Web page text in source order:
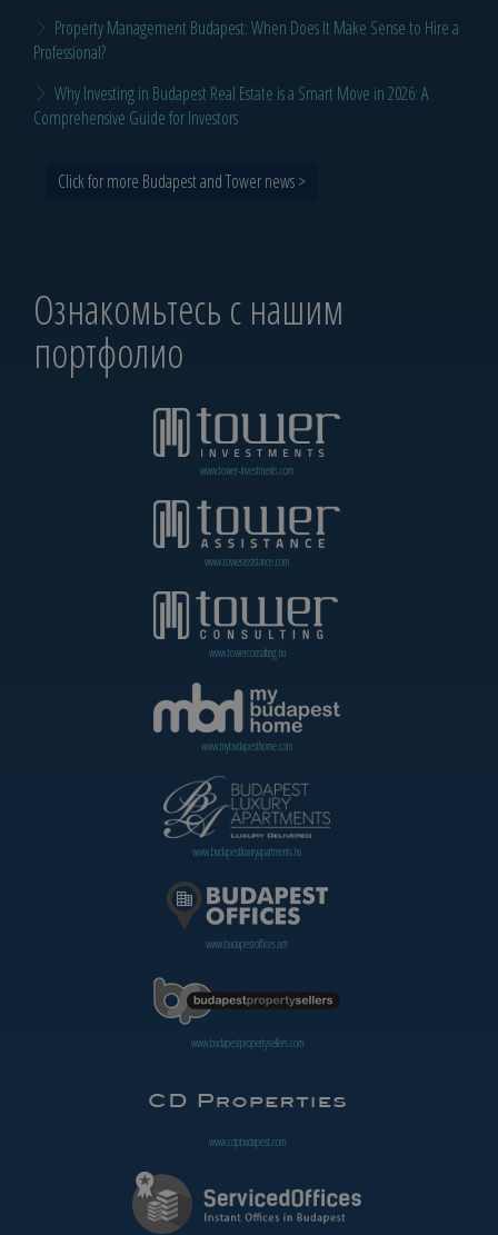
Property Management Budapest: When Does It Make Sense to Hire a
Professional?
Why Investing in Budapest Real Estate is a Smart Move in 2026: A
Comprehensive Guide for Investors
Click for more Budapest and Tower news >
Ознакомьтесь с нашим
портфолио
www.tower-investments.com
www.towerassistance.com
www.towerconsulting.hu
www.mybudapesthome.com
www.budapestluxuryapartments.hu
www.budapestoffices.net
www.budapestpropertysellers.com
www.cdpbudapest.com